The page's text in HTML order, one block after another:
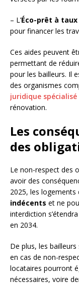
– L’Éco-prêt à taux
pour financer les
Ces aides peuvent
permettant de
pour les bailleurs. Il
des organismes
juridique spécialisé
rénovation.
Les
des
Le non-respect des
avoir des
2025, les logements
indécents et ne
interdiction
en 2034.
De plus, les bailleurs
en cas de non-
locataires pourront
nécessaires, voire